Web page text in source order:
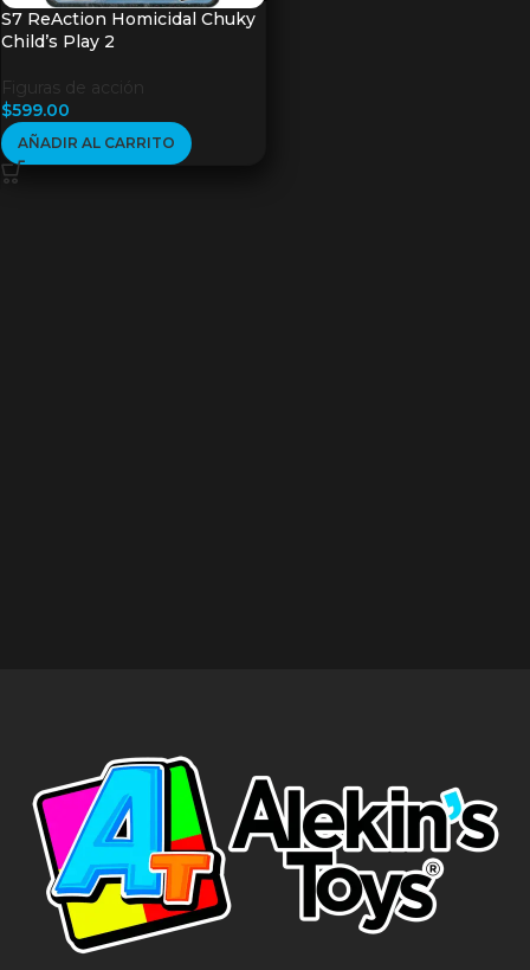
S7 ReAction Homicidal Chuky
Child’s Play 2
Figuras de acción
$599.00
AÑADIR AL CARRITO